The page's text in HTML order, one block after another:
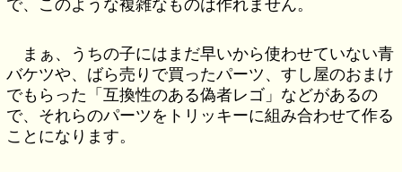
で、このような複雑なものは作れません。
まぁ、うちの子にはまだ早いから使わせていない青
バケツや、ばら売りで買ったパーツ、すし屋のおまけ
でもらった「互換性のある偽者レゴ」などがあるの
で、それらのパーツをトリッキーに組み合わせて作る
ことになります。